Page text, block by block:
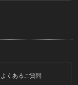
よくあるご質問